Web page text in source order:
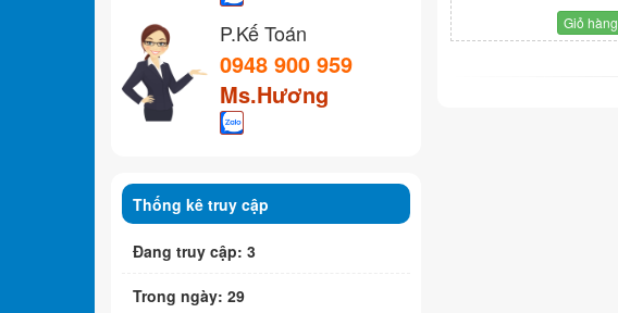
Giỏ hàng
P.Kế Toán
0948 900 959
Ms.Hương
Thống kê truy cập
Đang truy cập: 3
Trong ngày: 29